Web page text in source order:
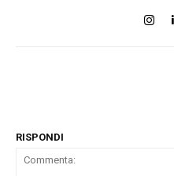
RISPONDI